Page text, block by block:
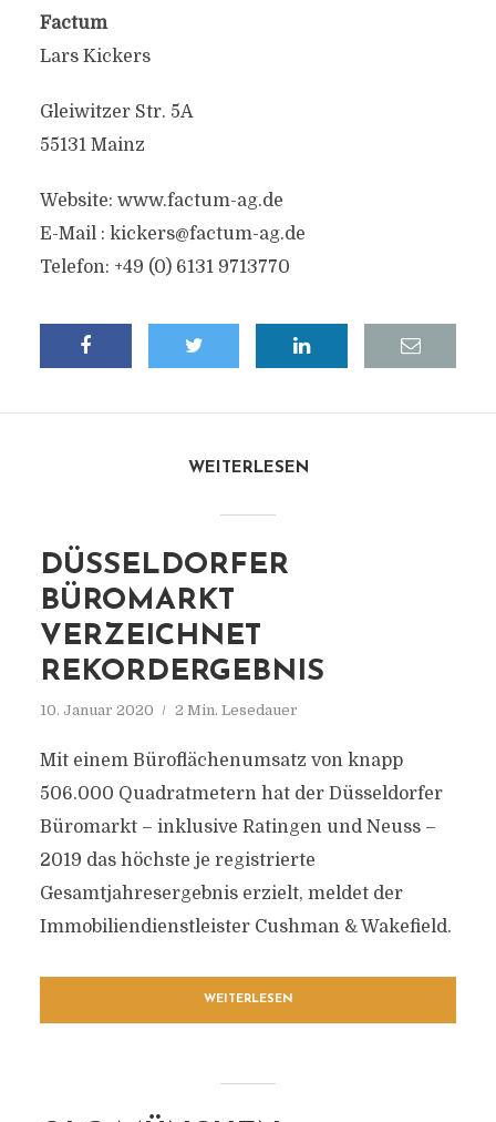
Factum
Lars Kickers
Gleiwitzer Str. 5A
55131 Mainz
Website: www.factum-ag.de
E-Mail : kickers@factum-ag.de
Telefon: +49 (0) 6131 9713770
WEITERLESEN
DÜSSELDORFER
BÜROMARKT
VERZEICHNET
REKORDERGEBNIS
10. Januar 2020 2 Min. Lesedauer
Mit einem Büroflächenumsatz von knapp
506.000 Quadratmetern hat der Düsseldorfer
Büromarkt – inklusive Ratingen und Neuss –
2019 das höchste je registrierte
Gesamtjahresergebnis erzielt, meldet der
Immobiliendienstleister Cushman & Wakefield.
WEITERLESEN